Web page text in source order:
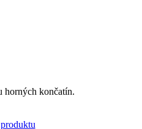
horných končatín.